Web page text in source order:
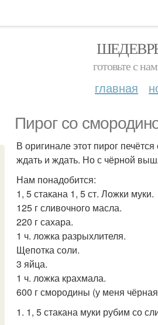
готовьте с
главная
Пирог со
В оригинале этот пирог
ждать и ждать. Но с чёрной
Нам понадобится:
1, 5 стакана 1, 5 ст. Ложки муки.
125 г сливочного масла.
220 г сахара.
1 ч. ложка разрыхлителя.
Щепотка соли.
3 яйца.
1 ч. ложка крахмала.
600 г смородины (у меня
1. 1, 5 стакана муки рубим со